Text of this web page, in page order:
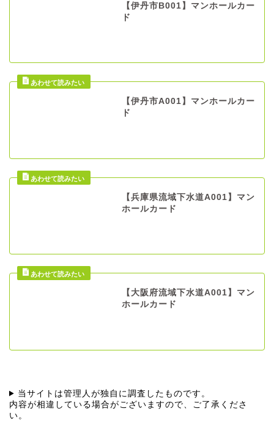
【伊丹市B001】マンホールカー
ド
【伊丹市A001】マンホールカー
ド
【兵庫県流域下水道A001】マン
ホールカード
【大阪府流域下水道A001】マン
ホールカード
当サイトは管理人が独自に調査したものです。
内容が相違している場合がございますので、ご了承くださ
い。